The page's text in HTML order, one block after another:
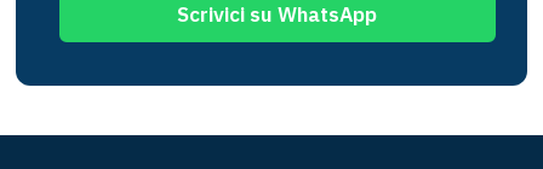
Scrivici su WhatsApp